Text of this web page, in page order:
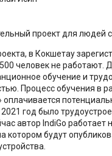
проект для людей
в Кокшетау
человек не работают.
обучение и
Процесс обучения в
оплачивается
год было
автор IndiGo работает
котором будут